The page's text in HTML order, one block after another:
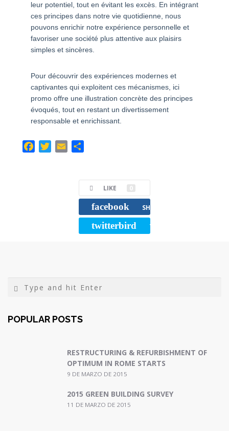
leur potentiel, tout en évitant les excès. En intégrant
ces principes dans notre vie quotidienne, nous
pouvons enrichir notre expérience personnelle et
favoriser une société plus attentive aux plaisirs
simples et sincères.
Pour découvrir des expériences modernes et
captivantes qui exploitent ces mécanismes, ici
promo offre une illustration concrète des principes
évoqués, tout en restant un divertissement
responsable et enrichissant.
p
a
t
i
LIKE 0
facebook SHARE
twitterbird TWEET
POPULAR POSTS
RESTRUCTURING & REFURBISHMENT OF
OPTIMUM IN ROME STARTS
9 DE MARZO DE 2015
2015 GREEN BUILDING SURVEY
11 DE MARZO DE 2015